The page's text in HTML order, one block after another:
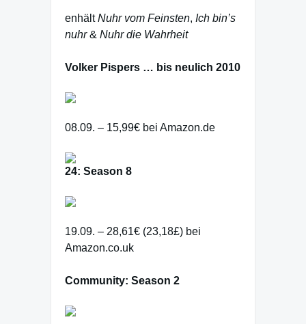
enhältNuhr vom Feinsten, Ich bin’s
nuhr& Nuhr die Wahrheit
Volker Pispers … bis neulich 2010
08.09. – 15,99€ bei Amazon.de
24: Season 8
19.09. – 28,61€ (23,18£) bei
Amazon.co.uk
Community: Season 2